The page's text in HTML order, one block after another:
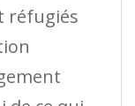
réfugiés